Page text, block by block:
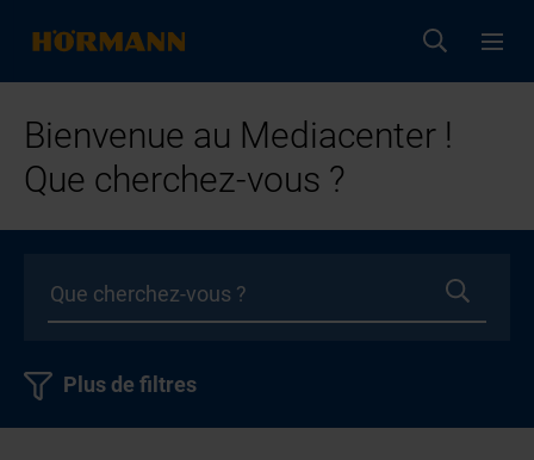
Bienvenue au Mediacenter !
Que cherchez-vous ?
Plus de filtres